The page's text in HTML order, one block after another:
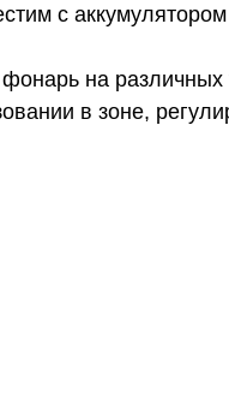
с
на различных
в зоне,